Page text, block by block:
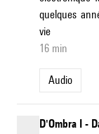
quelques
vie
16 min
Audio
D'Ombra I -